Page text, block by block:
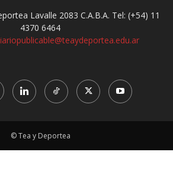
Lavalle 2083 C.A.B.A. Tel: (+54) 11
4370 6464
© Tea y Deportea